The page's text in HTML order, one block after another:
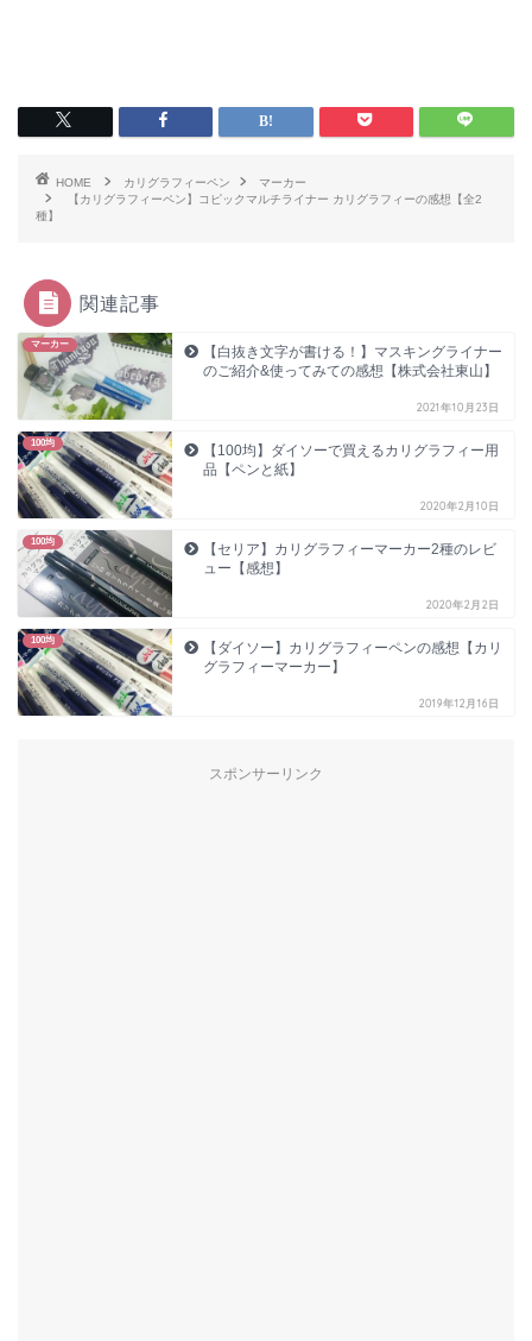
HOME カリグラフィーペン
マーカー
【カリグラフィーペン】コピックマルチライナー カリグラフィーの感想【全2
種】
関連記事
マーカー
【白抜き文字が書ける！】マスキングライナー
のご紹介&使ってみての感想【株式会社東山】
2021年10月23日
100均
【100均】ダイソーで買えるカリグラフィー用
品【ペンと紙】
2020年2月10日
100均
【セリア】カリグラフィーマーカー2種のレビ
ュー【感想】
2020年2月2日
100均
【ダイソー】カリグラフィーペンの感想【カリ
グラフィーマーカー】
2019年12月16日
スポンサーリンク